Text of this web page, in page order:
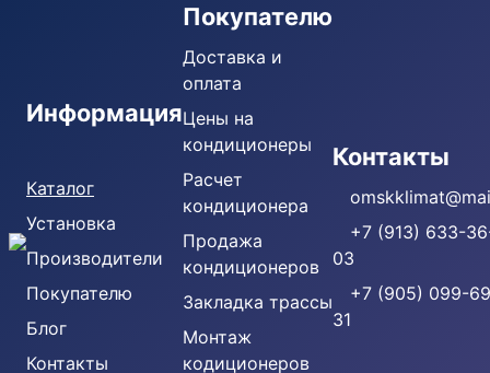
Информация
Каталог
Установка
Производители
Покупателю
Блог
Контакты
Покупателю
Доставка и
оплата
Цены на
кондиционеры
Расчет
кондиционера
Продажа
кондиционеров
Закладка трассы
Монтаж
кодиционеров
Контакты
+7 (913) 633-
03
+7 (905) 099-
31